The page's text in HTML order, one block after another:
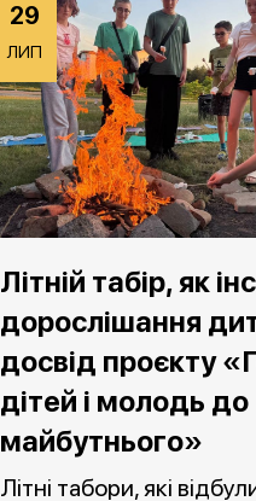
29
ЛИП
Літній табір, як
дорослішання
досвід проєкту
дітей і молодь до
майбутнього»
Літні табори, які